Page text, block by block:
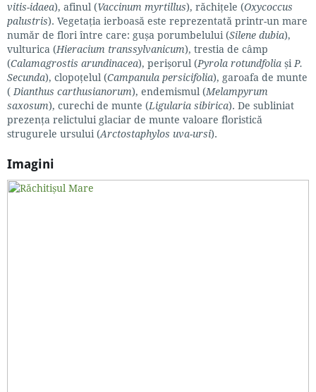
vitis-idaea), afinul (Vaccinum myrtillus), răchițele (Oxycoccus
palustris). Vegetația ierboasă este reprezentată printr-un mare
număr de flori între care: gușa porumbelului (Silene dubia),
vulturica (Hieracium transsylvanicum), trestia de câmp
(Calamagrostis arundinacea), perișorul (Pyrola rotundfolia și P.
Secunda), clopoțelul (Campanula persicifolia), garoafa de munte
( Dianthus carthusianorum), endemismul (Melampyrum
saxosum), curechi de munte (Ligularia sibirica). De subliniat
prezența relictului glaciar de munte valoare floristică
strugurele ursului (Arctostaphylos uva-ursi).
Imagini